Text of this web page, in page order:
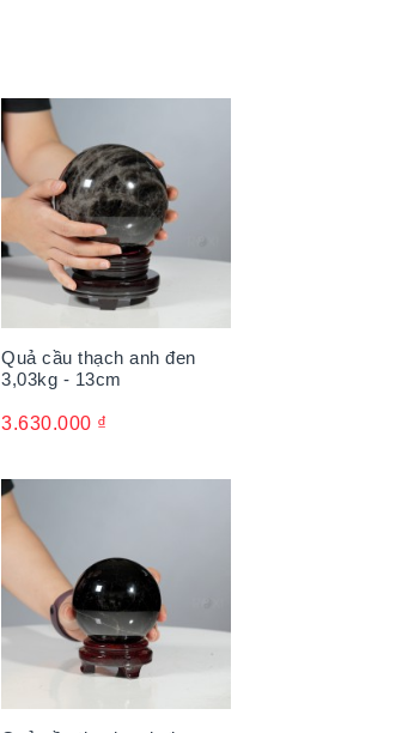
Quả cầu thạch anh đen
3,03kg - 13cm
3.630.000 ₫